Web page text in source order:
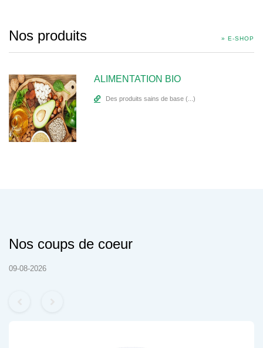
Nos produits » E-SHOP
ALIMENTATION BIO
Des produits sains de base (...)
Nos coups de coeur
09-08-2026